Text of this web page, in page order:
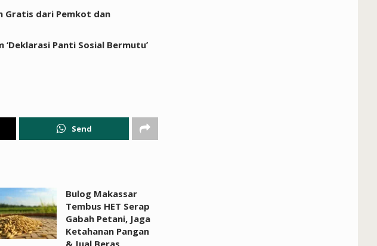
Gratis dari Pemkot dan
Panti Sosial Bermutu’
Send
Bulog Makassar
Tembus HET Serap
Gabah Petani, Jaga
Ketahanan Pangan
& Jual Beras